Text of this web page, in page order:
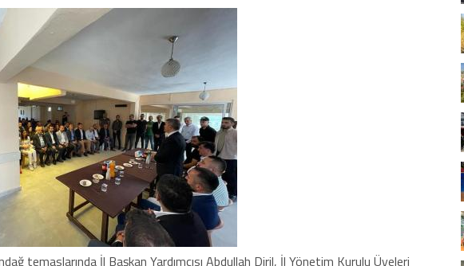
temaslarında İl Başkan Yardımcısı Abdullah Diril, İl Yönetim Kurulu Üyeleri